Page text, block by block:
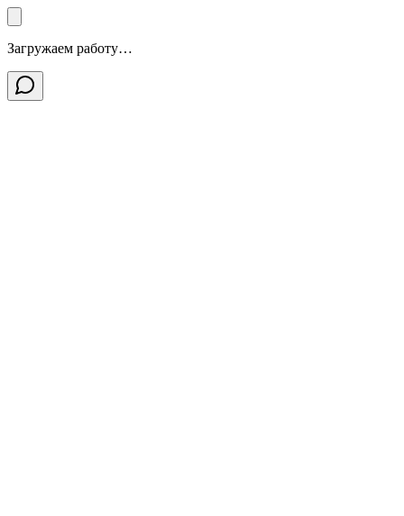
Загружаем работу…